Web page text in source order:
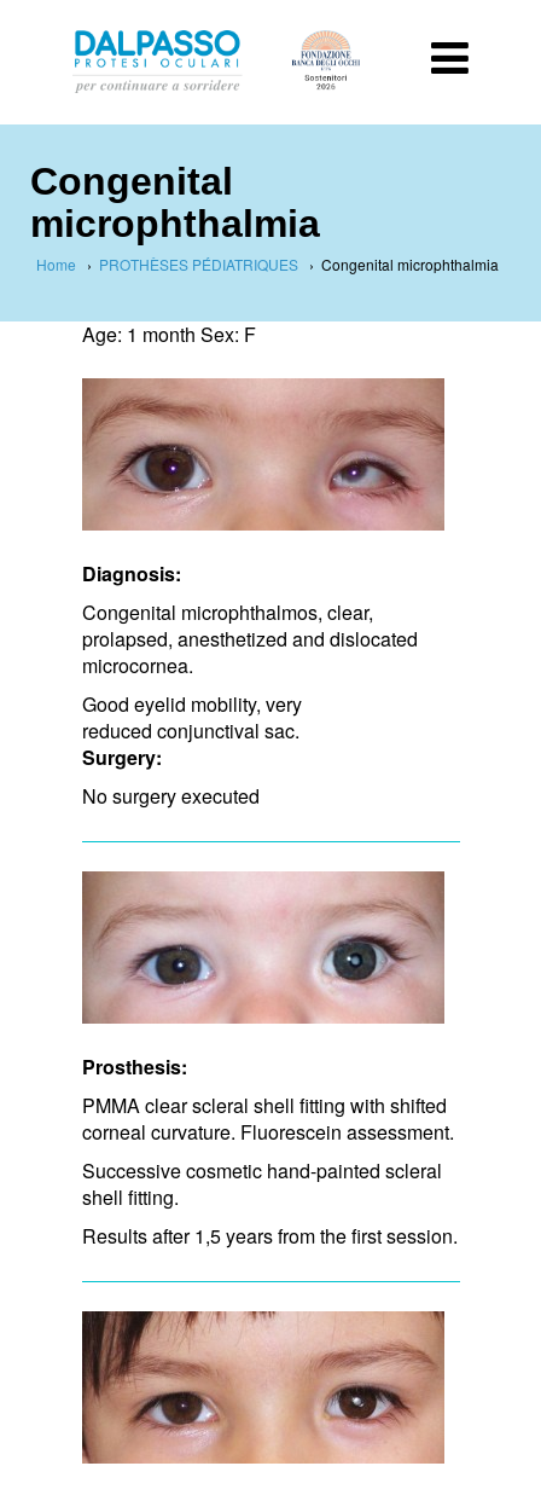
Congenital
microphthalmia
Home › PROTHÈSES PÉDIATRIQUES › Congenital microphthalmia
Age: 1 month Sex: F
Diagnosis:
Congenital microphthalmos, clear,
prolapsed, anesthetized and dislocated
microcornea.
Good eyelid mobility, very ​
reduced conjunctival sac.
Surgery:
No surgery executed
Prosthesis:
PMMA clear scleral shell fitting with shifted
corneal curvature. Fluorescein assessment.
Successive cosmetic hand-painted scleral
shell fitting.
Results after 1,5 years from the first session.